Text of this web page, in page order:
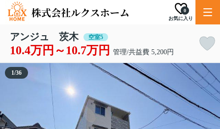
お気に入り
0
アンジュ 茨木 空室5
10.4万円～10.7万円 管理/共益費 5,200円
1/36